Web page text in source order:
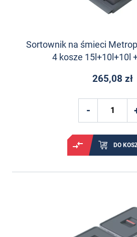
Sortownik na śmieci
4 kosze 15l+10l+10l
265,08 zł
DO